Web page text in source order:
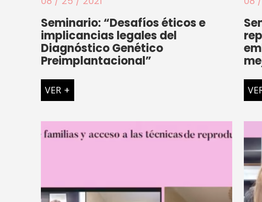
Seminario: “Desafíos éticos e
implicancias legales del
Diagnóstico Genético
Preimplantacional”
VER +